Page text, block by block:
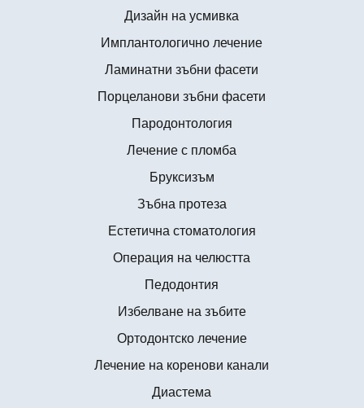
Дизайн на усмивка
Имплантологично лечение
Ламинатни зъбни фасети
Порцеланови зъбни фасети
Пародонтология
Лечение с пломба
Бруксизъм
Зъбна протеза
Естетична стоматология
Операция на челюстта
Педодонтия
Избелване на зъбите
Ортодонтско лечение
Лечение на коренови канали
Диастема